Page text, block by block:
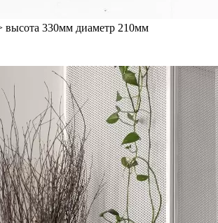
высота 330мм диаметр 210мм